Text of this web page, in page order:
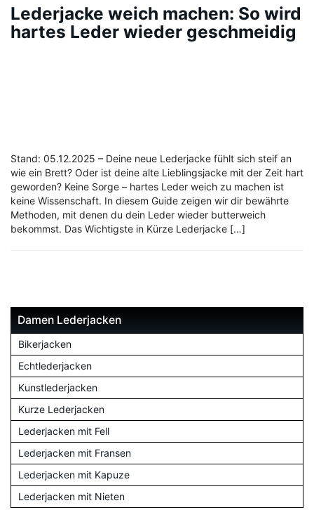
Lederjacke weich machen: So wird
hartes Leder wieder geschmeidig
Stand: 05.12.2025 – Deine neue Lederjacke fühlt sich steif an
wie ein Brett? Oder ist deine alte Lieblingsjacke mit der Zeit hart
geworden? Keine Sorge – hartes Leder weich zu machen ist
keine Wissenschaft. In diesem Guide zeigen wir dir bewährte
Methoden, mit denen du dein Leder wieder butterweich
bekommst. Das Wichtigste in Kürze Lederjacke […]
Damen Lederjacken
Bikerjacken
Echtlederjacken
Kunstlederjacken
Kurze Lederjacken
Lederjacken mit Fell
Lederjacken mit Fransen
Lederjacken mit Kapuze
Lederjacken mit Nieten